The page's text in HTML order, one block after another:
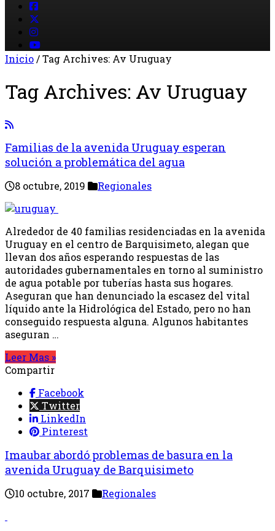
Inicio/Tag Archives: Av Uruguay
Tag Archives: Av Uruguay
Familias de la avenida Uruguay esperan
solución a problemática del agua
8 octubre, 2019 Regionales
Alrededor de 40 familias residenciadas en la avenida
Uruguay en el centro de Barquisimeto, alegan que
llevan dos años esperando respuestas de las
autoridades gubernamentales en torno al suministro
de agua potable por tuberías hasta sus hogares.
Aseguran que han denunciado la escasez del vital
líquido ante la Hidrológica del Estado, pero no han
conseguido respuesta alguna. Algunos habitantes
aseguran …
Leer Mas »
Compartir
Facebook
Twitter
LinkedIn
Pinterest
Imaubar abordó problemas de basura en la
avenida Uruguay de Barquisimeto
10 octubre, 2017 Regionales